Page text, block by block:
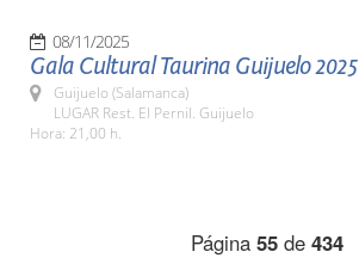
08/11/2025
Gala Cultural Taurina Guijuelo 2025
Guijuelo (Salamanca)
LUGAR Rest. El Pernil. Guijuelo
Hora: 21,00 h.
Página 55 de 434